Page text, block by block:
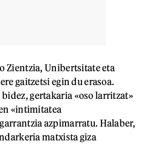
Zientzia, Unibertsitate eta
gaitzetsi egin du erasoa.
gertakaria «oso larritzat»
«intimitatea
azpimarratu. Halaber,
matxista giza